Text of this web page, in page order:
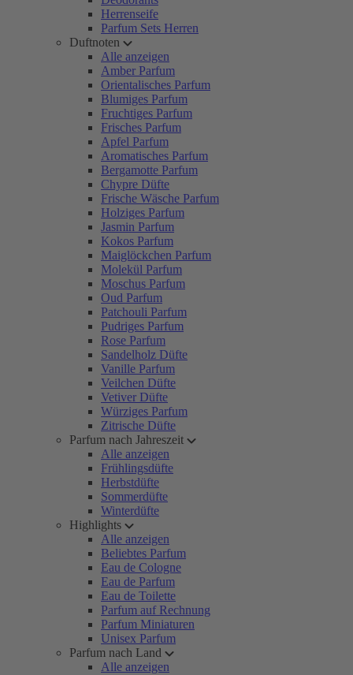
Herrenseife
Parfum Sets Herren
Duftnoten
Alle anzeigen
Amber Parfum
Orientalisches Parfum
Blumiges Parfum
Fruchtiges Parfum
Frisches Parfum
Apfel Parfum
Aromatisches Parfum
Bergamotte Parfum
Chypre Düfte
Frische Wäsche Parfum
Holziges Parfum
Jasmin Parfum
Kokos Parfum
Maiglöckchen Parfum
Molekül Parfum
Moschus Parfum
Oud Parfum
Patchouli Parfum
Pudriges Parfum
Rose Parfum
Sandelholz Düfte
Vanille Parfum
Veilchen Düfte
Vetiver Düfte
Würziges Parfum
Zitrische Düfte
Parfum nach Jahreszeit
Alle anzeigen
Frühlingsdüfte
Herbstdüfte
Sommerdüfte
Winterdüfte
Highlights
Alle anzeigen
Beliebtes Parfum
Eau de Cologne
Eau de Parfum
Eau de Toilette
Parfum auf Rechnung
Parfum Miniaturen
Unisex Parfum
Parfum nach Land
Alle anzeigen